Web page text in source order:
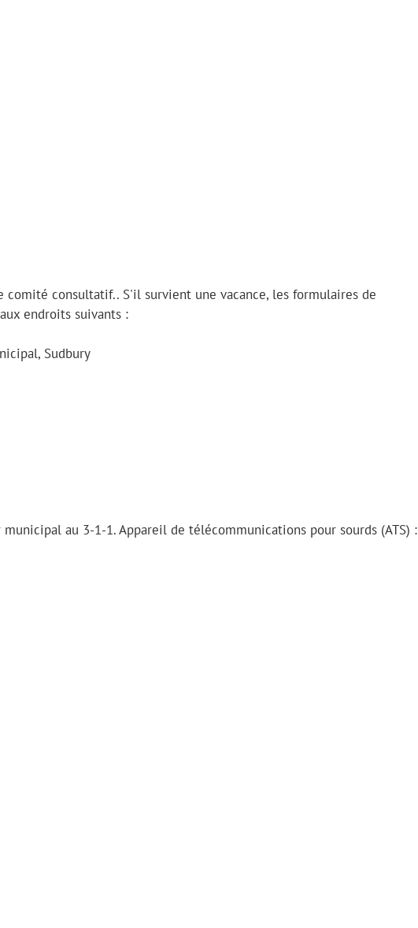
comité consultatif.. S'il survient une vacance, les formulaires de
endroits suivants :
Sudbury
au 3-1-1. Appareil de télécommunications pour sourds (ATS) :